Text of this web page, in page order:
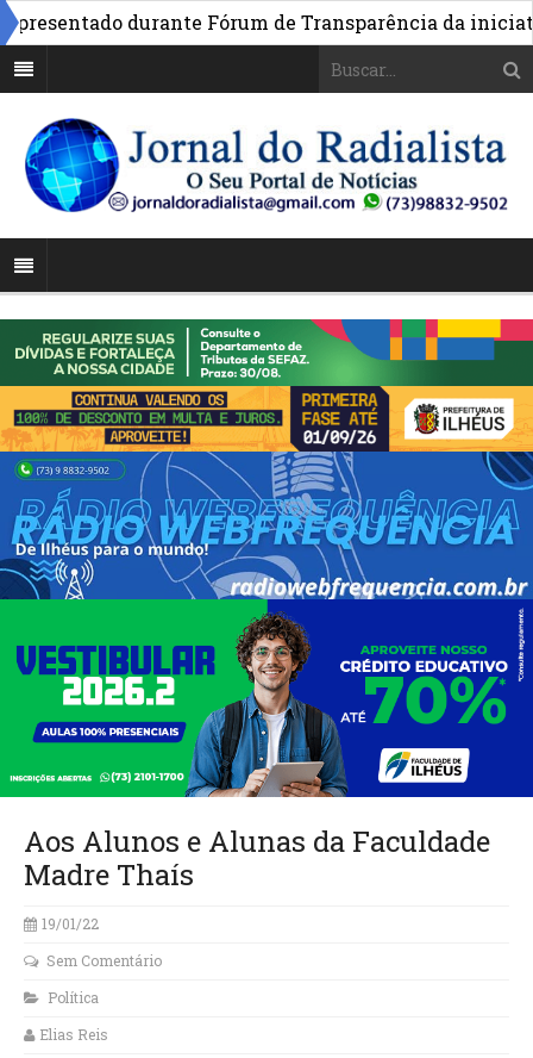
durante Fórum de Transparência da iniciativa
Aos Alunos e Alunas da Faculdade
Madre Thaís
19/01/22
Sem Comentário
Política
Elias Reis